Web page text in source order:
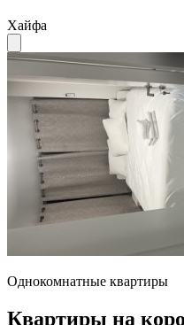
Хайфа
Однокомнатные квартиры
Квартиры на